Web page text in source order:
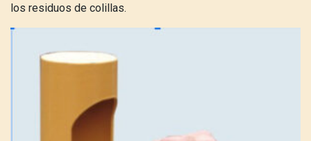
los residuos de colillas.